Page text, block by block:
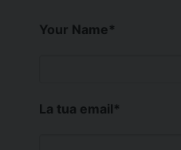
Your Name*
La tua email*